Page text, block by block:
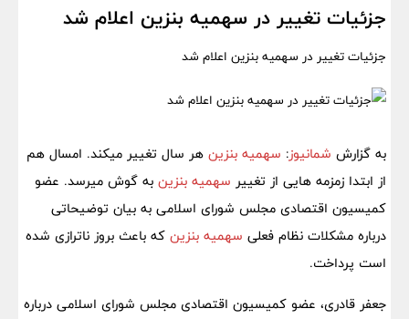
جزئیات تغییر در سهمیه بنزین اعلام شد
جزئیات تغییر در سهمیه بنزین اعلام شد
به گزارش شمانیوز: سهمیه بنزین هر سال تغییر میکند. امسال هم
از ابتدا زمزمه هایی از تغییر سهمیه بنزین به گوش میرسد. عضو
کمیسیون اقتصادی مجلس شورای اسلامی به بیان توضیحاتی
درباره مشکلات نظام فعلی سهمیه بنزین که باعث بروز ناترازی شده
است پرداخت.
جعفر قادری، عضو کمیسیون اقتصادی مجلس شورای اسلامی درباره